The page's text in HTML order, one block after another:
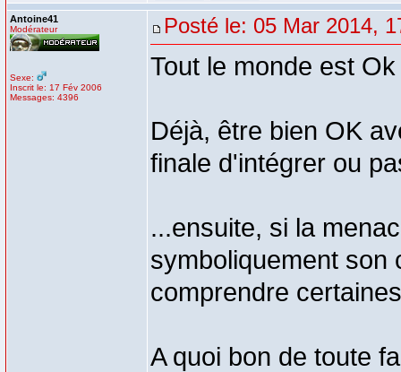
Antoine41
Modérateur
Sexe:
Inscrit le: 17 Fév 2006
Messages: 4396
Posté le: 05 Mar 2014,
Tout le monde est
Déjà, être bien OK
finale d'intégrer ou
...ensuite, si la
symboliquement son
comprendre
A quoi bon de toute